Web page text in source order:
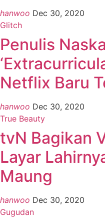
hanwoo Dec 30, 2020
Glitch
Penulis
Netflix Baru
hanwoo Dec 30, 2020
True Beauty
tvN Bagikan
Layar
Maung
hanwoo Dec 30, 2020
Gugudan